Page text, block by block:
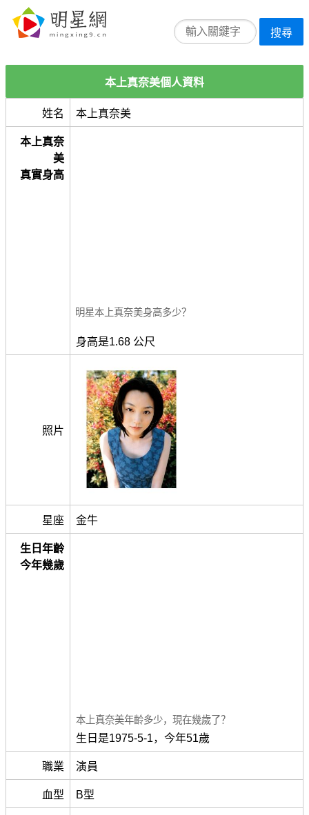
搜尋
本上真奈美個人資料
姓名 本上真奈美
本上真奈
美
真實身高
明星本上真奈美身高多少？
身高是1.68 公尺
照片
星座 金牛
生日年齡
今年幾歲
本上真奈美年齡多少，現在幾歲了？
生日是1975-5-1，今年51歲
職業 演員
血型 B型